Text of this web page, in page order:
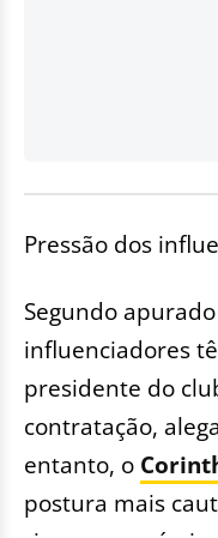
Pressão dos
Segundo
influenciadores
presidente do
contratação,
entanto, o
postura mais